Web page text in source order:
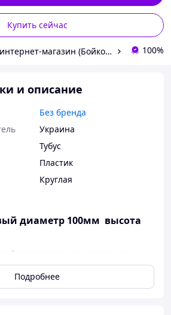
Купить сейчас
Продавец BoykoShop интернет-магазин (Бойко шоп) 100%
и описание
Без бренда
Украина
Тубус
Пластик
Круглая
диаметр 100мм высота
для упаковки подарков,
игрушек, орешков, сухофруктов,
свечей, полотенец, набора
и других подарков.
Подробнее